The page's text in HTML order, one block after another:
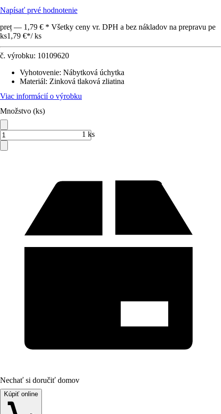
Napísať prvé hodnotenie
preț — 1,79 € * Všetky ceny vr. DPH a bez nákladov na prepravu pe
ks1,79 €*/ ks
č. výrobku: 10109620
Vyhotovenie: Nábytková úchytka
Materiál: Zinková tlaková zliatina
Viac informácií o výrobku
Množstvo (ks)
1 ks
Nechať si doručiť domov
Kúpiť online